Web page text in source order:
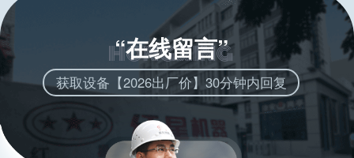
“在线留言”
获取设备【2026出厂价】30分钟内回复